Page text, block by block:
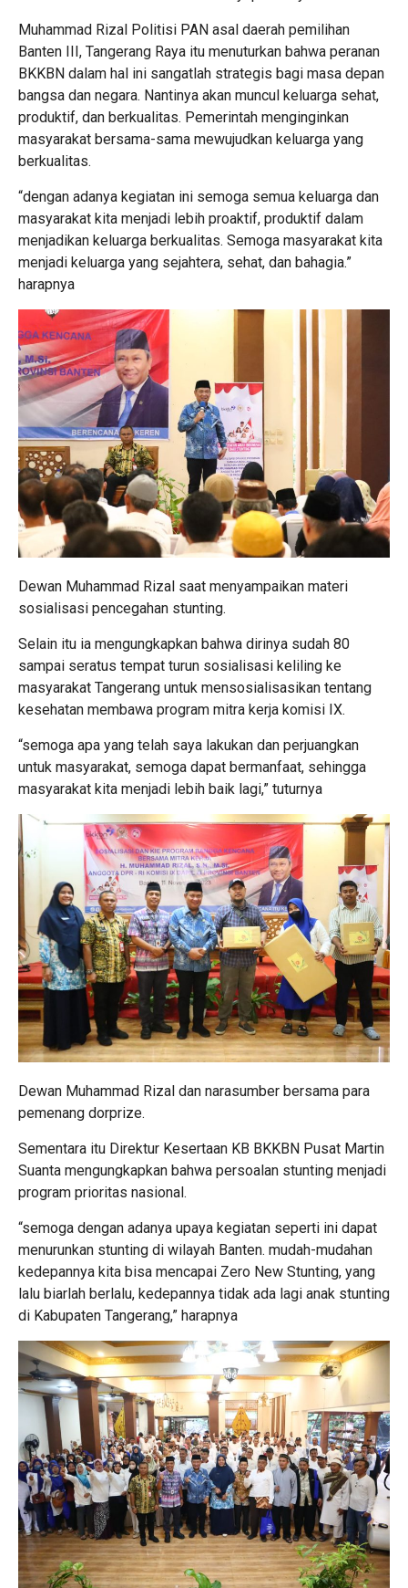
Muhammad Rizal Politisi PAN asal daerah pemilihan
Banten III, Tangerang Raya itu menuturkan bahwa peranan
BKKBN dalam hal ini sangatlah strategis bagi masa depan
bangsa dan negara. Nantinya akan muncul keluarga sehat,
produktif, dan berkualitas. Pemerintah menginginkan
masyarakat bersama-sama mewujudkan keluarga yang
berkualitas.
“dengan adanya kegiatan ini semoga semua keluarga dan
masyarakat kita menjadi lebih proaktif, produktif dalam
menjadikan keluarga berkualitas. Semoga masyarakat kita
menjadi keluarga yang sejahtera, sehat, dan bahagia.”
harapnya
Dewan Muhammad Rizal saat menyampaikan materi
sosialisasi pencegahan stunting.
Selain itu ia mengungkapkan bahwa dirinya sudah 80
sampai seratus tempat turun sosialisasi keliling ke
masyarakat Tangerang untuk mensosialisasikan tentang
kesehatan membawa program mitra kerja komisi IX.
“semoga apa yang telah saya lakukan dan perjuangkan
untuk masyarakat, semoga dapat bermanfaat, sehingga
masyarakat kita menjadi lebih baik lagi,” tuturnya
Dewan Muhammad Rizal dan narasumber bersama para
pemenang dorprize.
Sementara itu Direktur Kesertaan KB BKKBN Pusat Martin
Suanta mengungkapkan bahwa persoalan stunting menjadi
program prioritas nasional.
“semoga dengan adanya upaya kegiatan seperti ini dapat
menurunkan stunting di wilayah Banten. mudah-mudahan
kedepannya kita bisa mencapai Zero New Stunting, yang
lalu biarlah berlalu, kedepannya tidak ada lagi anak stunting
di Kabupaten Tangerang,” harapnya